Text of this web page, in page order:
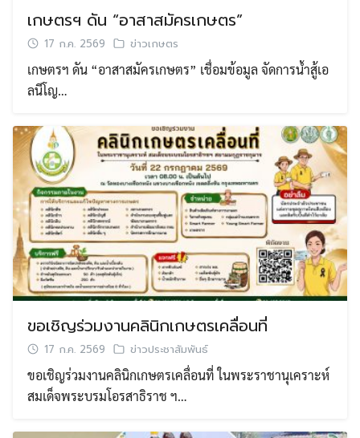
เกษตรฯ ดัน “อาสาสมัครเกษตร”
17 ก.ค. 2569 ข่าวเกษตร
เกษตรฯ ดัน “อาสาสมัครเกษตร” เชื่อมข้อมูล จัดการน้ำสู้เอ
ลนีโญ…
ขอเชิญร่วมงานคลินิกเกษตรเคลื่อนที่
17 ก.ค. 2569 ข่าวประชาสัมพันธ์
ขอเชิญร่วมงานคลินิกเกษตรเคลื่อนที่ ในพระราชานุเคราะห์
สมเด็จพระบรมโอรสาธิราช ฯ…